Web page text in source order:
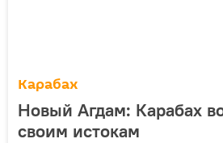
Карабах
Новый Агдам: Карабах
своим истокам